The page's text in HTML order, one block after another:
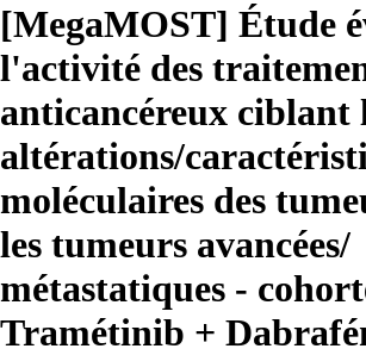
[MegaMOST] Étude
l'activité des
anticancéreux ciblant
altérations/​
moléculaires des
les tumeurs avancées/​
métastatiques -
Tramétinib +